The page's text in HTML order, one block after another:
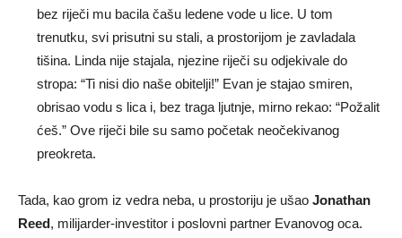
bez riječi mu bacila čašu ledene vode u lice. U tom
trenutku, svi prisutni su stali, a prostorijom je zavladala
tišina. Linda nije stajala, njezine riječi su odjekivale do
stropa: “Ti nisi dio naše obitelji!” Evan je stajao smiren,
obrisao vodu s lica i, bez traga ljutnje, mirno rekao: “Požalit
ćeš.” Ove riječi bile su samo početak neočekivanog
preokreta.
Tada, kao grom iz vedra neba, u prostoriju je ušao Jonathan
Reed, milijarder-investitor i poslovni partner Evanovog oca.